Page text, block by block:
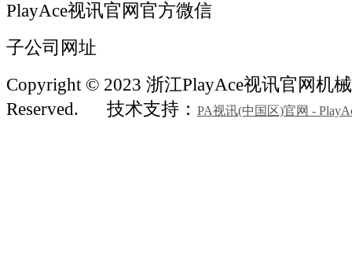
PlayAce视讯官网官方微信
子公司网址
Copyright © 2023 浙江PlayAce视讯官网机
Reserved.
技术支持： PA视讯(中国区)官网 -